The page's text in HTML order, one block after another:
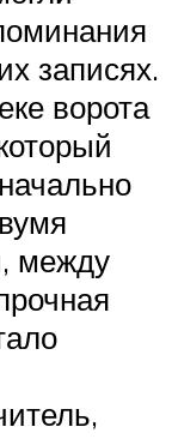
записях.
ворота
между